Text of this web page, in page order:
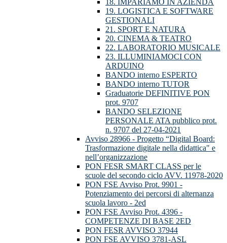
18. IMPARIAMO IN AZIENDA
19. LOGISTICA E SOFTWARE
GESTIONALI
21. SPORT E NATURA
20. CINEMA & TEATRO
22. LABORATORIO MUSICALE
23. ILLUMINIAMOCI CON
ARDUINO
BANDO interno ESPERTO
BANDO interno TUTOR
Graduatorie DEFINITIVE PON
prot. 9707
BANDO SELEZIONE
PERSONALE ATA pubblico prot.
n. 9707 del 27-04-2021
Avviso 28966 - Progetto “Digital Board:
Trasformazione digitale nella didattica" e
nell’organizzazione
PON FESR SMART CLASS per le
scuole del secondo ciclo AVV. 11978-2020
PON FSE Avviso Prot. 9901 -
Potenziamento dei percorsi di alternanza
scuola lavoro - 2ed
PON FSE Avviso Prot. 4396 -
COMPETENZE DI BASE 2ED
PON FESR AVVISO 37944
PON FSE AVVISO 3781-ASL